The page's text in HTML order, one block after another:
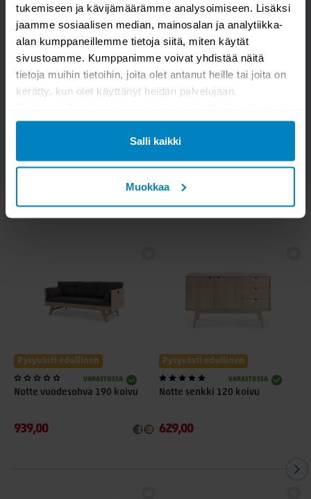
tukemiseen ja kävijämäärämme analysoimiseen. Lisäksi
jaamme sosiaalisen median, mainosalan ja analytiikka-
alan kumppaneillemme tietoja siitä, miten käytät
sivustoamme. Kumppanimme voivat yhdistää näitä
tietoja muihin tietoihin, joita olet antanut heille tai joita on
kerätty, kun olet käyttänyt heidän palvelujaan.
Salli kaikki
Muokkaa
Kysymys/vastaus saa näkyä muille
KATSO MYÖS
Pysyvästi edullinen
VARASTOSSA
Notte vuodesohva 190 koivu
939,00
Pysyvästi edullinen
VARASTOSSA
Notte senkki 120 koivu
629,00